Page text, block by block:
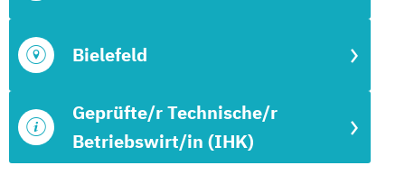
Geprüfte/r Technische/r
Betriebswirt/in (IHK)
Bielefeld